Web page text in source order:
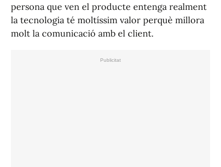
persona que ven el producte entenga realment
la tecnologia té moltíssim valor perquè millora
molt la comunicació amb el client.